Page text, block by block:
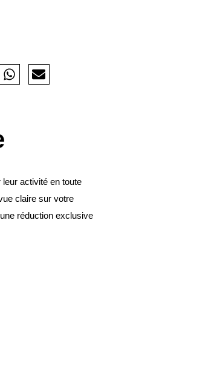
activité en toute
claire sur votre
réduction exclusive